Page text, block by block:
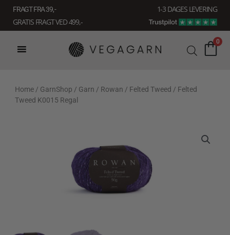
indholdet
FRAGT FRA 39, -
1-3 DAGES LEVERING
GRATIS FRAGT VED 499,-
0
Home / GarnShop / Garn / Rowan / Felted Tweed / Felted
Tweed K0015 Regal